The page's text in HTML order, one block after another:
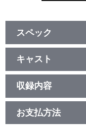
スペック
品番：LACA-5852
ジャンル：ゲーム音楽
アルバム
／55分
キャスト
影山ヒロノブ/Kenz(音楽)
収録内容
お支払方法